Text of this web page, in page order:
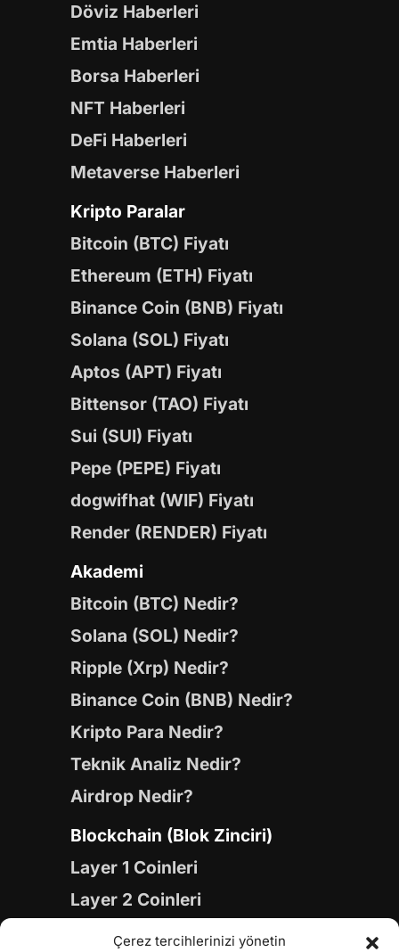
Çerez tercihlerinizi yönetin
Döviz Haberleri
Emtia Haberleri
Borsa Haberleri
NFT Haberleri
DeFi Haberleri
Metaverse Haberleri
Kripto Paralar
Bitcoin (BTC) Fiyatı
Ethereum (ETH) Fiyatı
Binance Coin (BNB) Fiyatı
Solana (SOL) Fiyatı
Aptos (APT) Fiyatı
Bittensor (TAO) Fiyatı
Sui (SUI) Fiyatı
Pepe (PEPE) Fiyatı
dogwifhat (WIF) Fiyatı
Render (RENDER) Fiyatı
Akademi
Bitcoin (BTC) Nedir?
Solana (SOL) Nedir?
Ripple (Xrp) Nedir?
Binance Coin (BNB) Nedir?
Kripto Para Nedir?
Teknik Analiz Nedir?
Airdrop Nedir?
Blockchain (Blok Zinciri)
Layer 1 Coinleri
Layer 2 Coinleri
Yapay Zeka (AI) Coinleri